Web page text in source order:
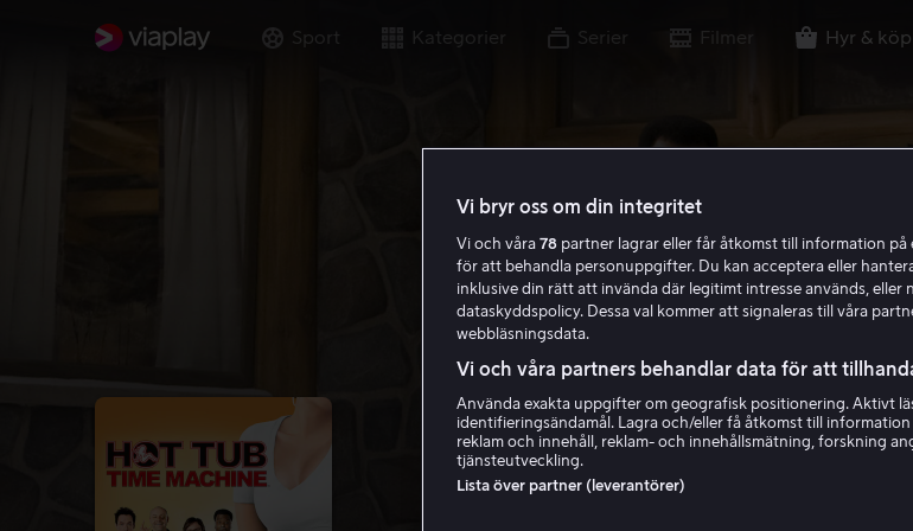
Sport Kategorier Serier Filmer Hyr & köp
Vi bryr oss om din integritet
Vi och våra 78 partner lagrar eller får åtkomst till information på
för att behandla personuppgifter. Du kan acceptera eller
inklusive din rätt att invända där legitimt intresse används, eller
dataskyddspolicy. Dessa val kommer att signaleras till våra
webbläsningsdata.
Vi och våra partners behandlar data för att
Använda exakta uppgifter om geografisk positionering. Aktivt
identifieringsändamål. Lagra och/eller få åtkomst till information
reklam och innehåll, reklam- och innehållsmätning, forskning
tjänsteutveckling.
Lista över partner (leverantörer)